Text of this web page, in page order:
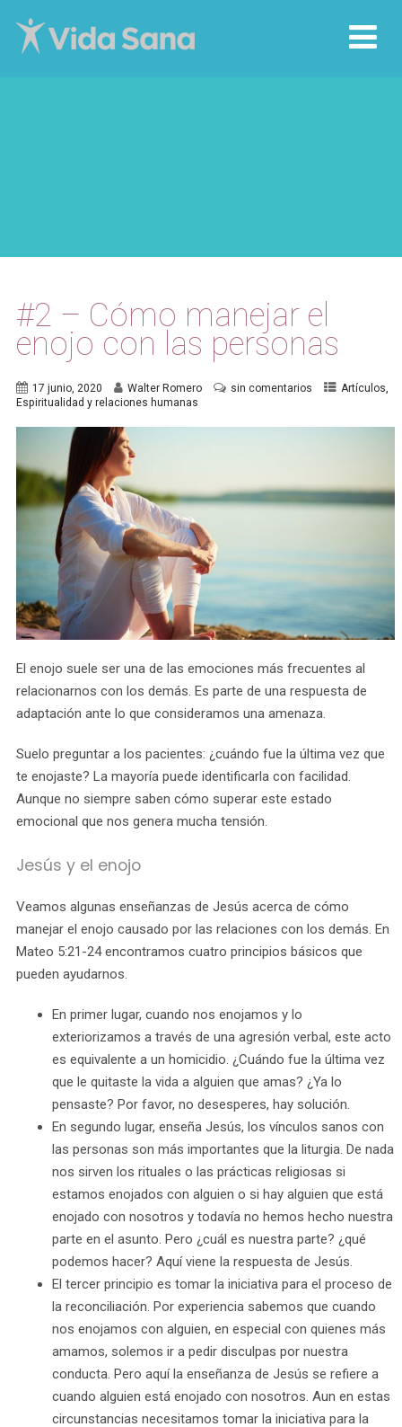
#2 – Cómo manejar el
enojo con las personas
17 junio, 2020 Walter Romero sin comentarios Artículos,
Espiritualidad y relaciones humanas
El enojo suele ser una de las emociones más frecuentes al
relacionarnos con los demás. Es parte de una respuesta de
adaptación ante lo que consideramos una amenaza.
Suelo preguntar a los pacientes: ¿cuándo fue la última vez que
te enojaste? La mayoría puede identificarla con facilidad.
Aunque no siempre saben cómo superar este estado
emocional que nos genera mucha tensión.
Jesús y el enojo
Veamos algunas enseñanzas de Jesús acerca de cómo
manejar el enojo causado por las relaciones con los demás. En
Mateo 5:21-24 encontramos cuatro principios básicos que
pueden ayudarnos.
En primer lugar, cuando nos enojamos y lo
exteriorizamos a través de una agresión verbal, este acto
es equivalente a un homicidio. ¿Cuándo fue la última vez
que le quitaste la vida a alguien que amas? ¿Ya lo
pensaste? Por favor, no desesperes, hay solución.
En segundo lugar, enseña Jesús, los vínculos sanos con
las personas son más importantes que la liturgia. De nada
nos sirven los rituales o las prácticas religiosas si
estamos enojados con alguien o si hay alguien que está
enojado con nosotros y todavía no hemos hecho nuestra
parte en el asunto. Pero ¿cuál es nuestra parte? ¿qué
podemos hacer? Aquí viene la respuesta de Jesús.
El tercer principio es tomar la iniciativa para el proceso de
la reconciliación. Por experiencia sabemos que cuando
nos enojamos con alguien, en especial con quienes más
amamos, solemos ir a pedir disculpas por nuestra
conducta. Pero aquí la enseñanza de Jesús se refiere a
cuando alguien está enojado con nosotros. Aun en estas
circunstancias necesitamos tomar la iniciativa para la